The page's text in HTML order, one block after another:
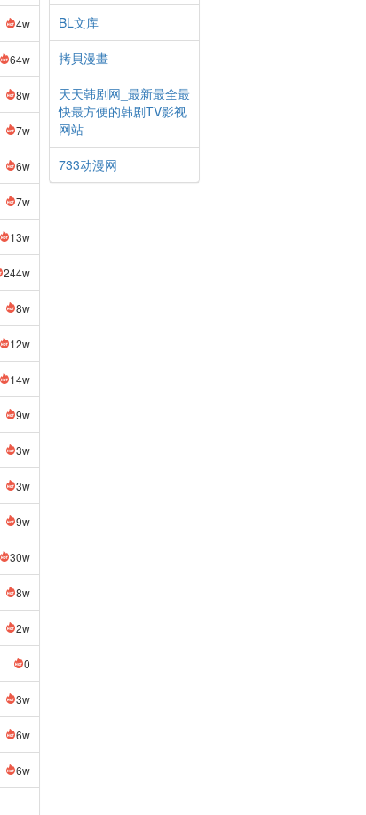
4w
64w
8w
7w
6w
7w
13w
244w
8w
12w
14w
9w
3w
3w
9w
30w
8w
2w
0
3w
6w
6w
BL文库
拷貝漫畫
天天韩剧网_最新最全最
快最方便的韩剧TV影视
网站
733动漫网